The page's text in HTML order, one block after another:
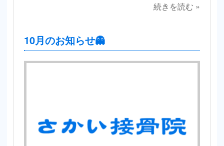
続きを読む »
10月のお知らせ👻